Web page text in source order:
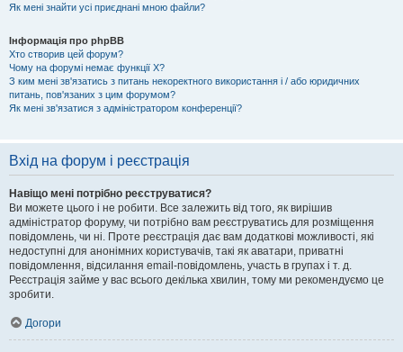
Як мені знайти усі приєднані мною файли?
Інформація про phpBB
Хто створив цей форум?
Чому на форумі немає функції X?
З ким мені зв'язатись з питань некоректного використання і / або юридичних
питань, пов'язаних з цим форумом?
Як мені зв'язатися з адміністратором конференції?
Вхід на форум і реєстрація
Навіщо мені потрібно реєструватися?
Ви можете цього і не робити. Все залежить від того, як вирішив
адміністратор форуму, чи потрібно вам реєструватись для розміщення
повідомлень, чи ні. Проте реєстрація дає вам додаткові можливості, які
недоступні для анонімних користувачів, такі як аватари, приватні
повідомлення, відсилання email-повідомлень, участь в групах і т. д.
Реєстрація займе у вас всього декілька хвилин, тому ми рекомендуємо це
зробити.
Догори